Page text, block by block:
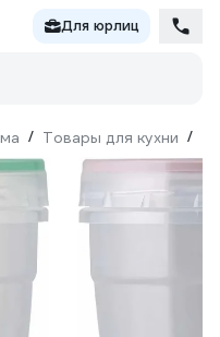
Для юрлиц
/ Товары для кухни /